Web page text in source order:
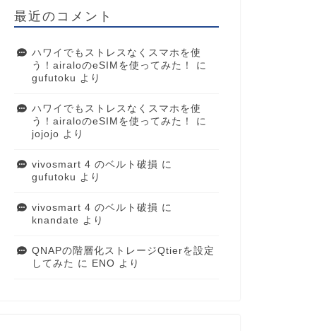
最近のコメント
ハワイでもストレスなくスマホを使
う！airaloのeSIMを使ってみた！
に
gufutoku より
ハワイでもストレスなくスマホを使
う！airaloのeSIMを使ってみた！
に
jojojo より
vivosmart 4 のベルト破損 に
gufutoku より
vivosmart 4 のベルト破損 に
knandate より
QNAPの階層化ストレージQtierを設定
してみた に ENO より